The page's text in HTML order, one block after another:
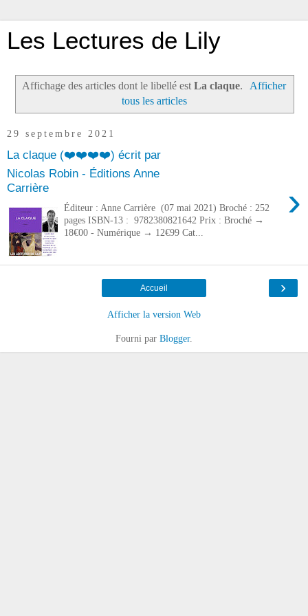
Les Lectures de Lily
Affichage des articles dont le libellé est La claque.
Afficher
tous les articles
29 septembre 2021
La claque (❤️❤️❤️❤️) écrit par
Nicolas Robin - Éditions Anne
Carrière
›
Éditeur : Anne Carrière (07 mai 2021) Broché : 252
pages ISBN-13 : 9782380821642 Prix : Broché →
18€00 - Numérique → 12€99 Cat...
›
Accueil
Afficher la version Web
Fourni par Blogger.